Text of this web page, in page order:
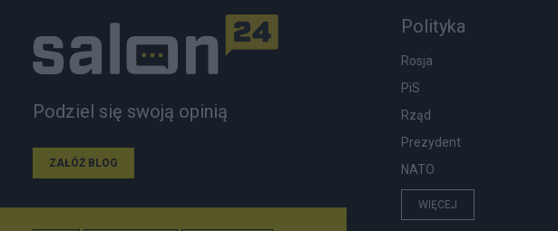
Podziel się swoją opinią
ZAŁÓŻ BLOG
Polityka
Rosja
PiS
Rząd
Prezydent
NATO
WIĘCEJ